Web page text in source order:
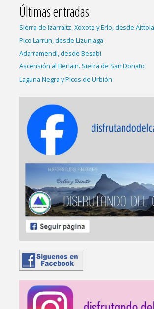
Últimas entradas
Sierra de Izarraitz. Xoxote y Erlo, desde Aittola
Pico Larrun, desde Lizuniaga
Adarramendi, desde Besabi
Ascensión al Beriain. Sierra de San Donato
Laguna Negra y Picos de Urbión